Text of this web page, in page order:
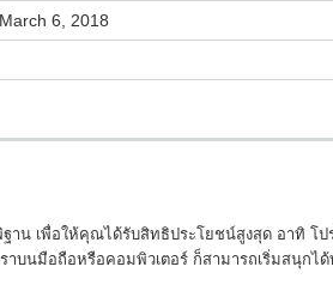
March 6, 2018
าน เพื่อให้คุณได้รับสิทธิประโยชน์สูงสุด อาทิ
าบนมือถือหรือคอมพิวเตอร์ ก็สามารถเริ่มสนุกไ